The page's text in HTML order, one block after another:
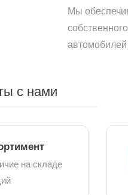
Мы
автомобилей
с нами
на складе